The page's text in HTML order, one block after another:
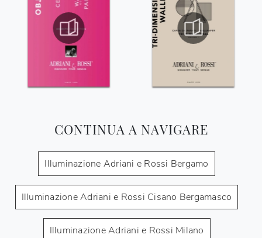
CONTINUA A NAVIGARE
Illuminazione Adriani e Rossi Bergamo
Illuminazione Adriani e Rossi Cisano Bergamasco
Illuminazione Adriani e Rossi Milano